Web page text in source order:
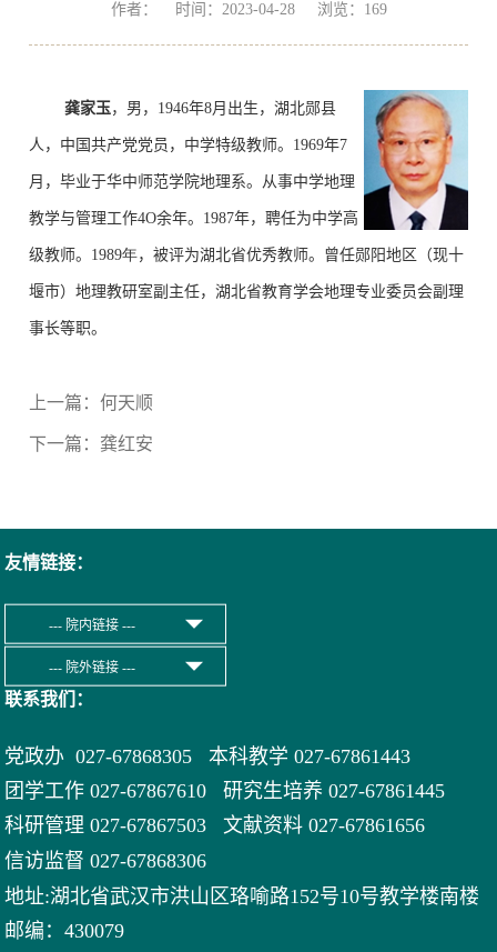
作者： 时间：2023-04-28 浏览： 169
龚家玉，男， 1946年8月出生，湖北郧县
人，中国共产党党员，中学特级教师。 1969年7
月，毕业于华中师范学院地理系。从事中学地理
教学与管理工作4O余年。 1987年，聘任为中学高
级教师。 1989年，被评为湖北省优秀教师。曾任郧阳地区（现十
堰市）地理教研室副主任，湖北省教育学会地理专业委员会副理
事长等职。
上一篇：何天顺
下一篇： 龚红安
友情链接：
联系我们：
党政办 027-67868305 本科教学 027-67861443
团学工作 027-67867610 研究生培养 027-67861445
科研管理 027-67867503 文献资料 027-67861656
信访监督 027-67868306
地址:湖北省武汉市洪山区珞喻路152号10号教学楼南楼
邮编：430079